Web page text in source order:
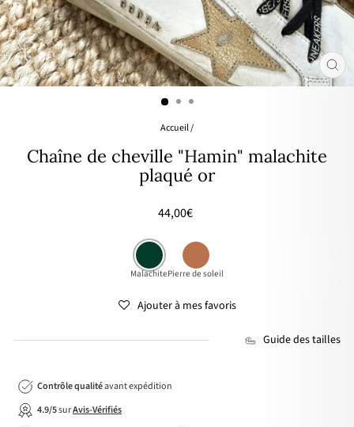
Accueil/
Chaîne de cheville "Hamin" malachite
plaqué or
Prix
44,00€
MalachitePierre de soleil
Ajouter à mes favoris
Guide des tailles
Contrôle qualitéavant expédition
4.9/5surAvis-Vérifiés